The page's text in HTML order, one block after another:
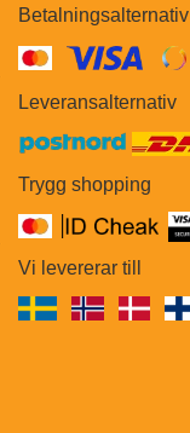
Betalningsalternativ
Leveransalternativ
Trygg shopping
Vi levererar till